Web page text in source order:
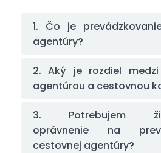
1. Čo je
agentúry?
2. Aký je rozdiel
agentúrou a cestovnou
3. Potrebujem
oprávnenie na
cestovnej agentúry?